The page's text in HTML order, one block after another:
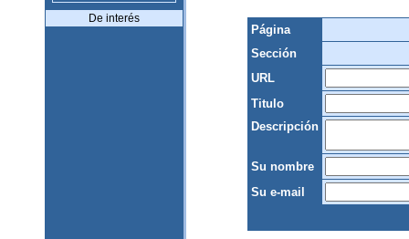
De interés
Página
Sección
URL
Titulo
Descripción
Su nombre
Su e-mail